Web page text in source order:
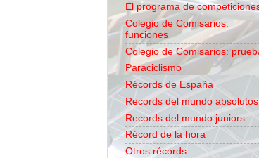
El programa de
Colegio de Comisarios:
funciones
Colegio de Comisarios:
Paraciclismo
Récords de España
Records del mundo absolutos
Records del mundo juniors
Récord de la hora
Otros récords